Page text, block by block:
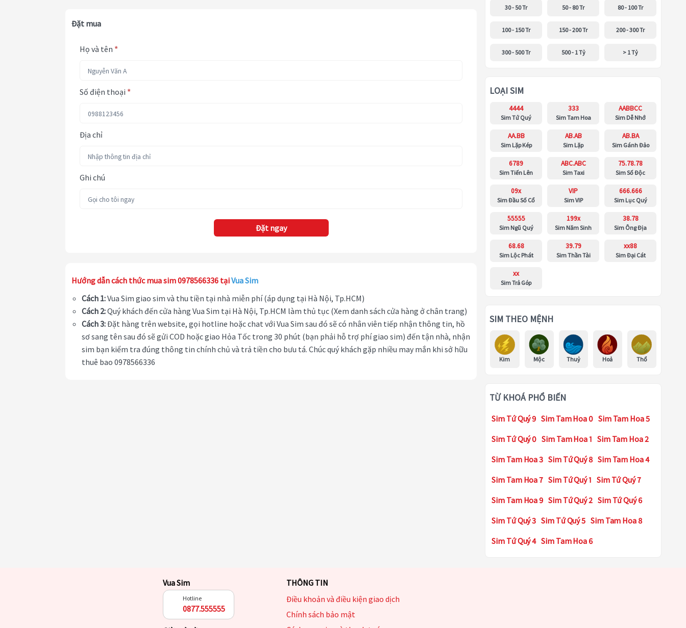
Đặt mua
Họ và tên *
Số điện thoại *
Địa chỉ
Ghi chú
Đặt ngay
Hướng dẫn cách thức mua sim 0978566336 tạiVua Sim
Cách 1:Vua Sim giao sim và thu tiền tại nhà miễn phí (áp dụng tại Hà Nội, Tp.HCM)
Cách 2:Quý khách đến cửa hàng Vua Sim tại Hà Nội, Tp.HCM làm thủ tục (Xem danh sách cửa hàng ở chân trang)
Cách 3:Đặt hàng trên website, gọi hotline hoặc chat với Vua Sim sau đó sẽ có nhân viên tiếp nhận thông tin, hồ
sơ sang tên sau đó sẽ gửi COD hoặc giao Hỏa Tốc trong 30 phút (bạn phải hỗ trợ phí giao sim) đến tận nhà, nhận
sim bạn kiểm tra đúng thông tin chính chủ và trả tiền cho bưu tá. Chúc quý khách gặp nhiều may mắn khi sở hữu
thuê bao 0978566336
30 - 50 Tr 50 - 80 Tr 80 - 100 Tr
100 - 150 Tr 150 - 200 Tr 200 - 300 Tr
300 - 500 Tr 500 - 1 Tỷ > 1 Tỷ
LOẠI SIM
4444
Sim Tứ Quý
333
Sim Tam Hoa
AABBCC
Sim Dễ Nhớ
AA.BB
Sim Lặp Kép
AB.AB
Sim Lặp
AB.BA
Sim Gánh Đảo
6789
Sim Tiến Lên
ABC.ABC
Sim Taxi
75.78.78
Sim Số Độc
09x
Sim Đầu Số Cổ
VIP
Sim VIP
666.666
Sim Lục Quý
55555
Sim Ngũ Quý
199x
Sim Năm Sinh
38.78
Sim Ông Địa
68.68
Sim Lộc Phát
39.79
Sim Thần Tài
xx88
Sim Đại Cát
xx
Sim Trả Góp
SIM THEO MỆNH
Kim Mộc Thuỷ Hoả Thổ
TỪ KHOÁ PHỔ BIẾN
Sim Tứ Quý 9 Sim Tam Hoa 0 Sim Tam Hoa 5
Sim Tứ Quý 0 Sim Tam Hoa 1 Sim Tam Hoa 2
Sim Tam Hoa 3 Sim Tứ Quý 8 Sim Tam Hoa 4
Sim Tam Hoa 7 Sim Tứ Quý 1 Sim Tứ Quý 7
Sim Tam Hoa 9 Sim Tứ Quý 2 Sim Tứ Quý 6
Sim Tứ Quý 3 Sim Tứ Quý 5 Sim Tam Hoa 8
Sim Tứ Quý 4 Sim Tam Hoa 6
Vua Sim
Hotline
0877.555555
THÔNG TIN
Điều khoản và điều kiện giao dịch
Chính sách bảo mật